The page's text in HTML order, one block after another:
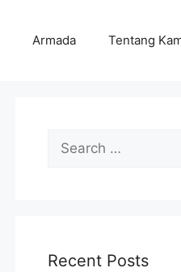
Armada Tentang
Search
for:
Recent Posts